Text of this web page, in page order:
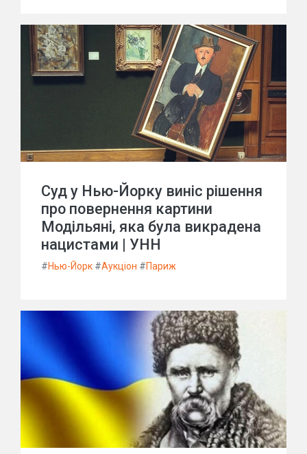
Суд у Нью-Йорку виніс рішення
про повернення картини
Модільяні, яка була викрадена
нацистами | УНН
#Нью-Йорк #Аукціон #Париж